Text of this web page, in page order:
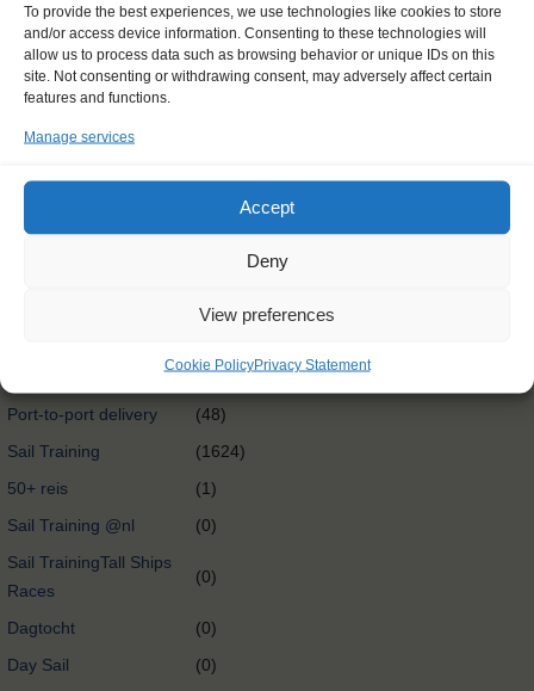
To provide the best experiences, we use technologies like cookies to store
and/or access device information. Consenting to these technologies will
allow us to process data such as browsing behavior or unique IDs on this
site. Not consenting or withdrawing consent, may adversely affect certain
features and functions.
Manage services
Accept
Deny
View preferences
Cookie PolicyPrivacy Statement
Rendez-Vous 2017 Tall
Ships Regatta
(65)
Tall Ships Races
Expedition
(174)
(58)
Port-to-port delivery
(48)
Sail Training
(1624)
50+ reis
(1)
Sail Training @nl
(0)
Sail TrainingTall Ships
Races
(0)
Dagtocht
(0)
Day Sail
(0)